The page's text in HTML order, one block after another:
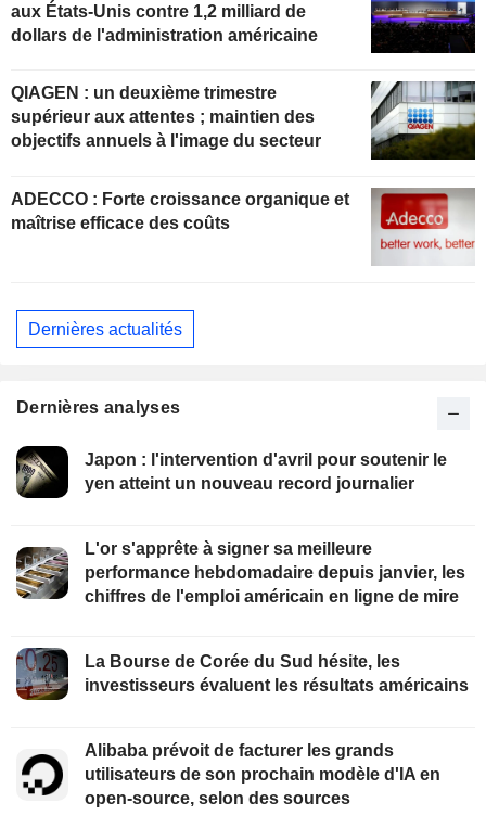
aux États-Unis contre 1,2 milliard de
dollars de l'administration américaine
QIAGEN : un deuxième trimestre
supérieur aux attentes ; maintien des
objectifs annuels à l'image du secteur
ADECCO : Forte croissance organique et
maîtrise efficace des coûts
Dernières actualités
Dernières analyses
Japon : l'intervention d'avril pour soutenir le
yen atteint un nouveau record journalier
L'or s'apprête à signer sa meilleure
performance hebdomadaire depuis janvier, les
chiffres de l'emploi américain en ligne de mire
La Bourse de Corée du Sud hésite, les
investisseurs évaluent les résultats américains
Alibaba prévoit de facturer les grands
utilisateurs de son prochain modèle d'IA en
open-source, selon des sources